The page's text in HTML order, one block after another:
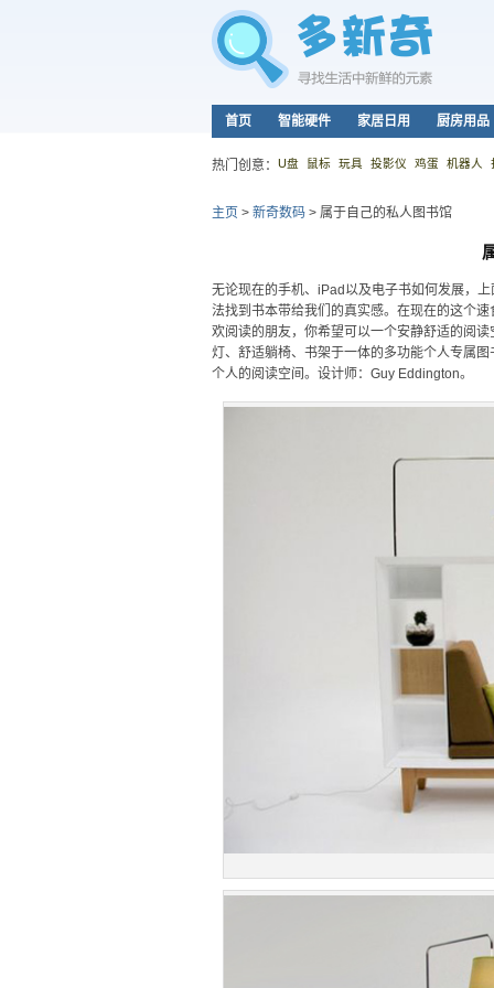
首页 智能硬件 家居日用 厨房用品
热门创意： U盘 鼠标 玩具 投影仪 鸡蛋 机器人
主页 > 新奇数码 > 属于自己的私人图书馆
无论现在的手机、iPad以及电子书如何发展，
法找到书本带给我们的真实感。在现在的这个
欢阅读的朋友，你希望可以一个安静舒适的阅
灯、舒适躺椅、书架于一体的多功能个人专属
个人的阅读空间。设计师：Guy Eddington。